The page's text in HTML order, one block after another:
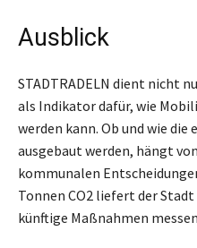
Ausblick
STADTRADELN dient nicht
als Indikator dafür, wie
werden kann. Ob und wie
ausgebaut werden, hängt
kommunalen
Tonnen CO2 liefert der
künftige Maßnahmen